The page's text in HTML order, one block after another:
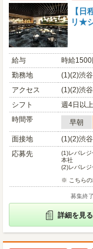
【
リ★
給与
時給
勤務地
(1)(2)渋
アクセス
(1)(2)渋
シフト
週4日以
時間帯
早朝
面接地
(1)(2)渋
応募先
(1)レバレ
本社
(2)レバレ
※ こちらの
募集終
詳細を見る